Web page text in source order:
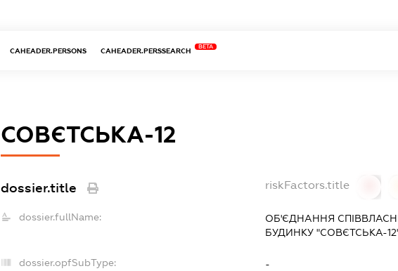
CAHEADER.PERSONS CAHEADER.PERSSEARCH
BETA
СОВЄТСЬКА-12
dossier.title riskFactors.title
dossier.fullName:
ОБ'ЄДНАННЯ
БУДИНКУ "СОВЄТСЬКА-
dossier.opfSubType: -